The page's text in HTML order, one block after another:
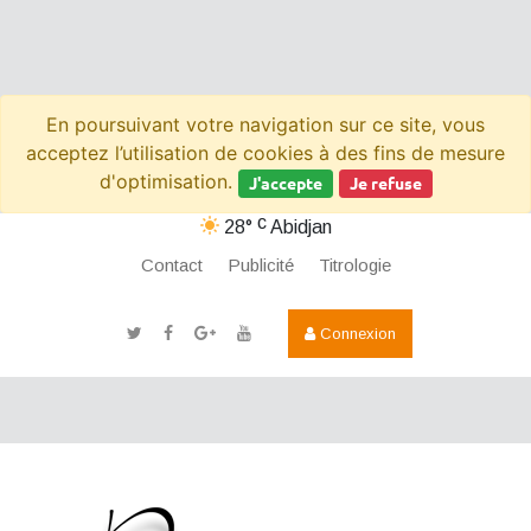
En poursuivant votre navigation sur ce site, vous
acceptez l’utilisation de cookies à des fins de mesure
d'optimisation.
J'accepte Je refuse
28° c Abidjan
Contact
Publicité Titrologie
Connexion